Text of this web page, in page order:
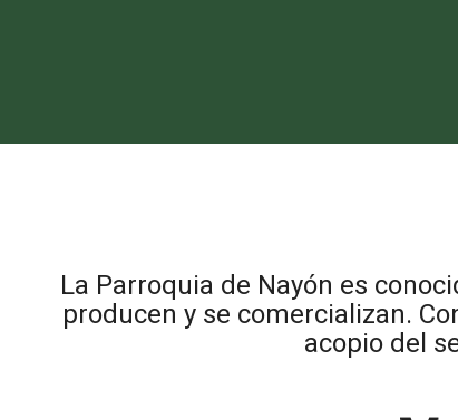
La Parroquia de Nayón es
producen y se comercializan.
acopio del